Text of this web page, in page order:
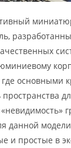
где основными
пространства
данной
и простые в